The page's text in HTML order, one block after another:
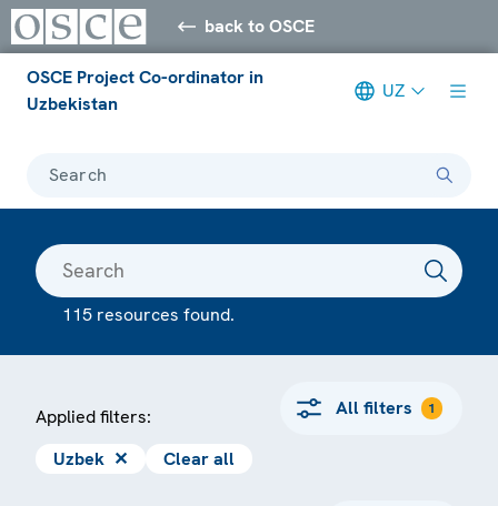
back to OSCE
OSCE Project Co-ordinator in
Uzbekistan
UZ
Search
115 resources found.
Applied filters: All filters 1
Uzbek ✕ Clear all